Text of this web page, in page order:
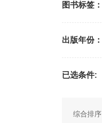
图书标签：
出版年份：
已选条件:
综合排序